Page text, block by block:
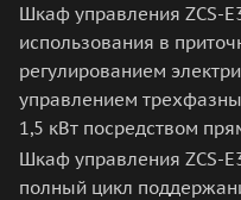
Шкаф управления ZCS-
использования в
регулированием
управлением
1,5 кВт посредством
Шкаф управления ZCS-
полный цикл